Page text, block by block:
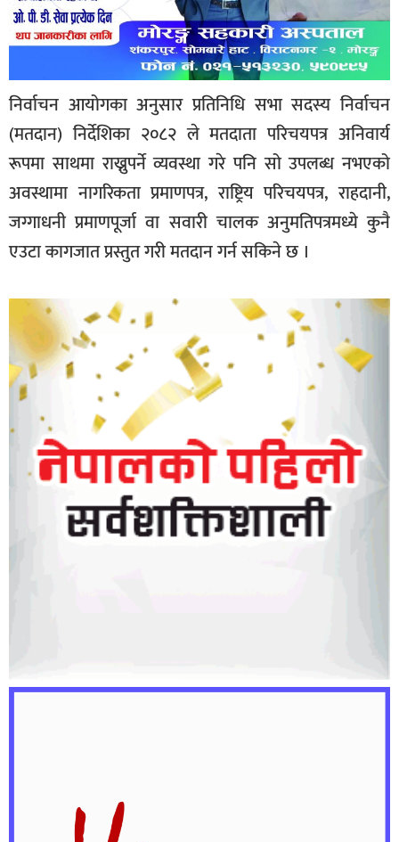
निर्वाचन आयोगका अनुसार प्रतिनिधि सभा सदस्य निर्वाचन
(मतदान) निर्देशिका २०८२ ले मतदाता परिचयपत्र अनिवार्य
रूपमा साथमा राख्नुपर्ने व्यवस्था गरे पनि सो उपलब्ध नभएको
अवस्थामा नागरिकता प्रमाणपत्र, राष्ट्रिय परिचयपत्र, राहदानी,
जग्गाधनी प्रमाणपूर्जा वा सवारी चालक अनुमतिपत्रमध्ये कुनै
एउटा कागजात प्रस्तुत गरी मतदान गर्न सकिने छ ।